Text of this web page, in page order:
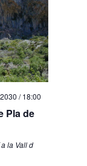
/ 18:00
Pla de
la Vall d